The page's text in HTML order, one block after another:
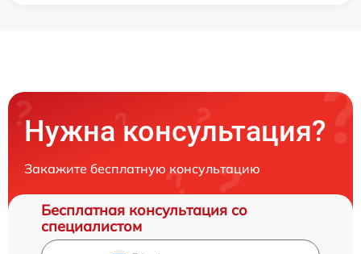
Нужна консультация?
Закажите бесплатную консультацию
Бесплатная консультация со
специалистом